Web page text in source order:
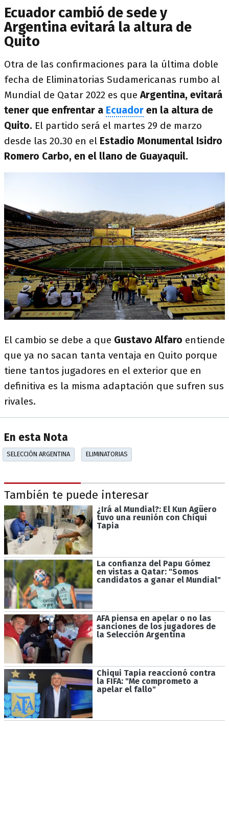
Ecuador cambió de sede y
Argentina evitará la altura de
Quito
Otra de las confirmaciones para la última doble
fecha de Eliminatorias Sudamericanas rumbo al
Mundial de Qatar 2022 es queArgentina, evitará
tener que enfrentar a Ecuador en la altura de
Quito. El partido será el martes 29 de marzo
desde las 20.30 en el Estadio Monumental Isidro
Romero Carbo, en el llano de Guayaquil.
El cambio se debe a que Gustavo Alfaro entiende
que ya no sacan tanta ventaja en Quito porque
tiene tantos jugadores en el exterior que en
definitiva es la misma adaptación que sufren sus
rivales.
En esta Nota
SELECCIÓN ARGENTINA ELIMINATORIAS
También te puede interesar
¿Irá al Mundial?: El Kun Agüero
tuvo una reunión con Chiqui
Tapia
La confianza del Papu Gómez
en vistas a Qatar: "Somos
candidatos a ganar el Mundial"
AFA piensa en apelar o no las
sanciones de los jugadores de
la Selección Argentina
Chiqui Tapia reaccionó contra
la FIFA: "Me comprometo a
apelar el fallo"